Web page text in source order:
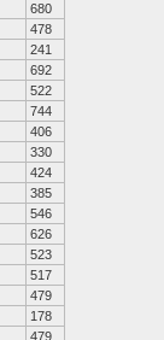
680
478
241
692
522
744
406
330
424
385
546
626
523
517
479
178
479